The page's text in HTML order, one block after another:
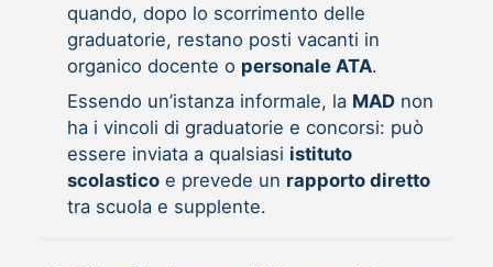
quando, dopo lo scorrimento delle
graduatorie, restano posti vacanti in
organico docente o personale ATA.
Essendo un’istanza informale, la MADnon
ha i vincoli di graduatorie e concorsi: può
essere inviata a qualsiasi istituto
scolasticoe prevede un rapporto diretto
tra scuola e supplente.